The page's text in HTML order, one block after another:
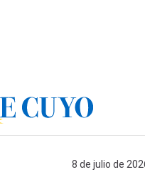
8 de julio de